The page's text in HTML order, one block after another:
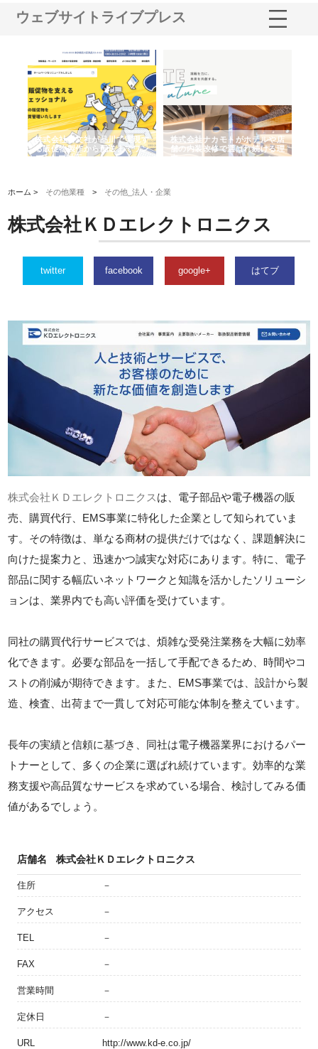
ウェブサイトライブプレス
株式会社耕文社が品川で実現す
る販促物製作から配送までワン
ストップ対応
株式会社ナカモトがホテルや店
舗の内装改修で選ばれ続ける理
由
ホーム > その他業種 > その他_法人・企業
株式会社ＫＤエレクトロニクス
twitter facebook google+ はてブ
株式会社ＫＤエレクトロニクス は、電子部品や電子機器の販
売、購買代行、EMS事業に特化した企業として知られていま
す。その特徴は、単なる商材の提供だけではなく、課題解決に
向けた提案力と、迅速かつ誠実な対応にあります。特に、電子
部品に関する幅広いネットワークと知識を活かしたソリューシ
ョンは、業界内でも高い評価を受けています。
同社の購買代行サービスでは、煩雑な受発注業務を大幅に効率
化できます。必要な部品を一括して手配できるため、時間やコ
ストの削減が期待できます。また、EMS事業では、設計から製
造、検査、出荷まで一貫して対応可能な体制を整えています。
長年の実績と信頼に基づき、同社は電子機器業界におけるパー
トナーとして、多くの企業に選ばれ続けています。効率的な業
務支援や高品質なサービスを求めている場合、検討してみる価
値があるでしょう。
店舗名 株式会社ＫＤエレクトロニクス
住所 －
アクセス －
TEL －
FAX －
営業時間 －
定休日 －
URL http://www.kd-e.co.jp/